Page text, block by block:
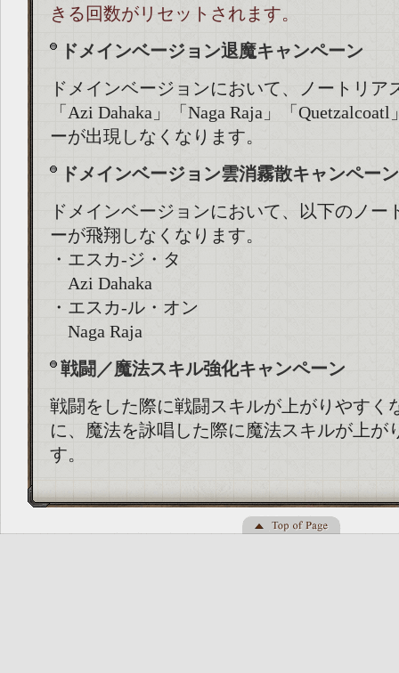
きる回数がリセットされます。
ドメインベージョン退魔キャンペーン
ドメインベージョンにおいて、ノートリア
「Azi Dahaka」「Naga Raja」「
ーが出現しなくなります。
ドメインベージョン雲消霧散キャンペーン
ドメインベージョンにおいて、以下のノー
ーが飛翔しなくなります。
・エスカ-ジ・タ
Azi Dahaka
・エスカ-ル・オン
Naga Raja
戦闘／魔法スキル強化キャンペーン
戦闘をした際に戦闘スキルが上がりやすく
に、魔法を詠唱した際に魔法スキルが上が
す。